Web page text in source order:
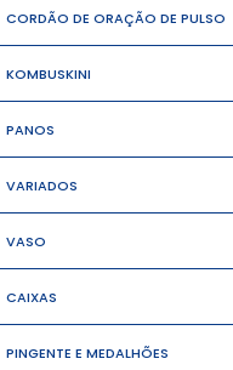
CORDÃO DE ORAÇÃO DE PULSO
KOMBUSKINI
PANOS
VARIADOS
VASO
CAIXAS
PINGENTE E MEDALHÕES